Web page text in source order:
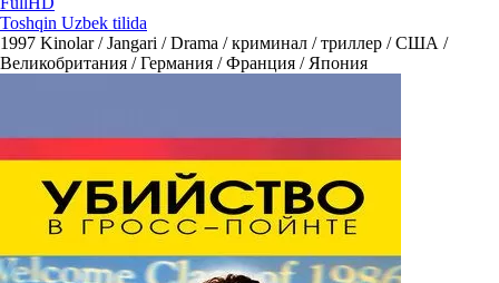
Toshqin Uzbek tilida
1997 Kinolar / Jangari / Drama / криминал / триллер / США /
Великобритания / Германия / Франция / Япония